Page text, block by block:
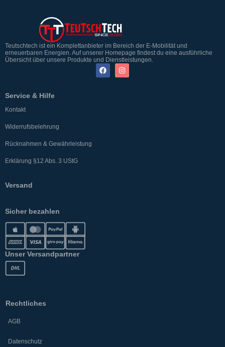
Teutschtech ist ein Komplettanbieter im Bereich der E-Mobilität und
erneuerbaren Energien. Auf unserer Homepage findest du eine ausführliche
Übersicht über unsere Produkte und Dienstleistungen.
Service & Hilfe
Kontakt
Widerrufsbelehrung
Rücknahmen & Gewährleistung
Erklärung §12 Abs. 3 UStG
Versand
Sicher bezahlen
Unser Versandpartner
Rechtliches
AGB
Datenschutz